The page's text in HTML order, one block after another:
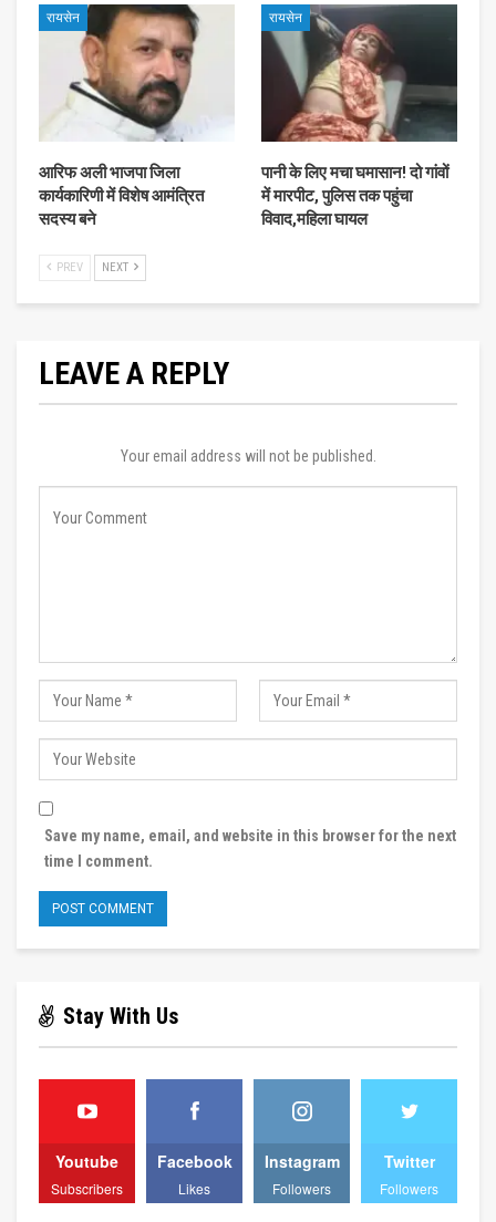
रायसेन
आरिफ अली भाजपा जिला
कार्यकारिणी में विशेष आमंत्रित
सदस्य बने
रायसेन
पानी के लिए मचा घमासान! दो गांवों
में मारपीट, पुलिस तक पहुंचा
विवाद,महिला घायल
PREV NEXT
LEAVE A REPLY
Your email address will not be published.
Save my name, email, and website in this browser for the next
time I comment.
Stay With Us
Youtube
Subscribers
Facebook
Likes
Instagram
Followers
Twitter
Followers